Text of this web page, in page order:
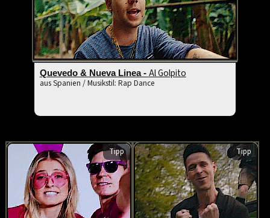
Quevedo & Nueva Linea - Al Golpito
aus Spanien / Musikstil: Rap Dance
Tipp Tipp